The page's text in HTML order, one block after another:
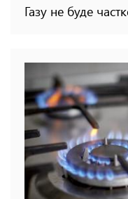
Газу не буде